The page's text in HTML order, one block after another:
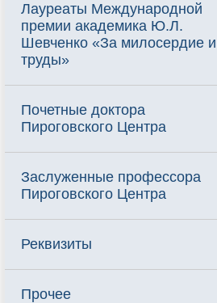
Лауреаты Международной
премии академика Ю.Л.
Шевченко «За милосердие и
труды»
Почетные доктора
Пироговского Центра
Заслуженные профессора
Пироговского Центра
Реквизиты
Прочее